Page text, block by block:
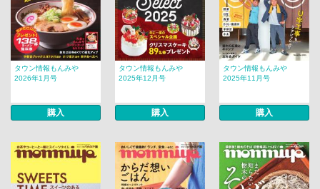
タウン情報もんみや
2026年1月号
購入
タウン情報もんみや
2025年12月号
購入
タウン情報もんみや
2025年11月号
購入